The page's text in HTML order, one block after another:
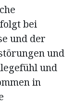
bei
und der
und
und
in